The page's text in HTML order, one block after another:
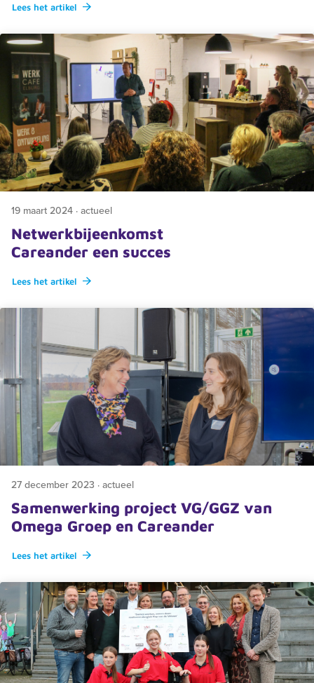
Lees het artikel
19 maart 2024 · actueel
Netwerkbijeenkomst
Careander een succes
Lees het artikel
27 december 2023 · actueel
Samenwerking project VG/GGZ van
Omega Groep en Careander
Lees het artikel